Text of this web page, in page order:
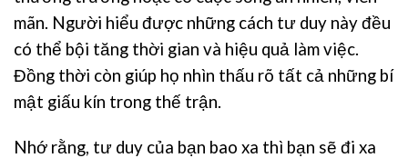
mãn. Người hiểu được những cách tư duy này đều
có thể bội tăng thời gian và hiệu quả làm việc.
Đồng thời còn giúp họ nhìn thấu rõ tất cả những bí
mật giấu kín trong thế trận.
Nhớ rằng, tư duy của bạn bao xa thì bạn sẽ đi xa